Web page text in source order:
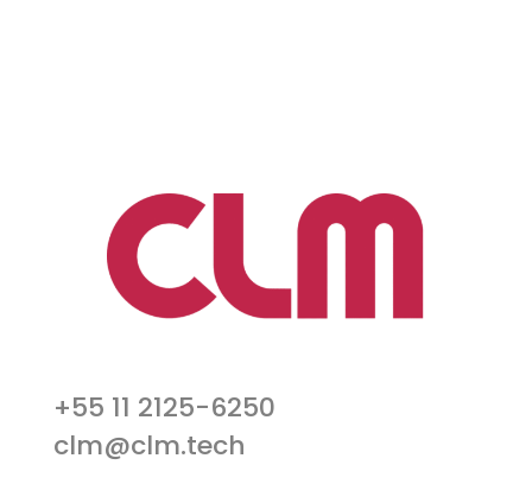
+55 11 2125-6250
clm@clm.tech